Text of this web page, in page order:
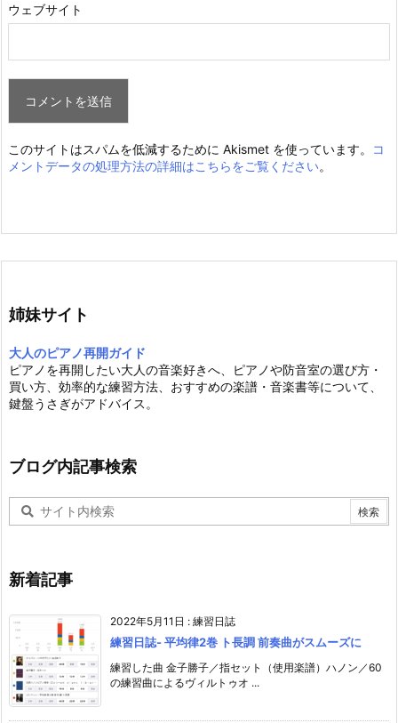
ウェブサイト
このサイトはスパムを低減するために Akismet を使っています。
コ
メントデータの処理方法の詳細はこちらをご覧ください。
姉妹サイト
大人のピアノ再開ガイド
ピアノを再開したい大人の音楽好きへ、ピアノや防音室の選び方・
買い方、効率的な練習方法、おすすめの楽譜・音楽書等について、
鍵盤うさぎがアドバイス。
ブログ内記事検索
新着記事
2022年5月11日 : 練習日誌
練習日誌- 平均律2巻 ト長調 前奏曲がスムーズに
練習した曲 金子勝子／指セット（使用楽譜）ハノン／60
の練習曲によるヴィルトゥオ ...